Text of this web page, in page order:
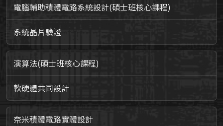
電腦輔助積體電路系統設計(碩士班核心課程)
系統晶片驗證
演算法(碩士班核心課程)
軟硬體共同設計
奈米積體電路實體設計